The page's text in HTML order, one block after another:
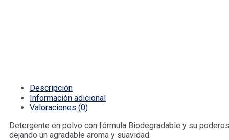
Descripción
Información adicional
Valoraciones (0)
Detergente en polvo con fórmula Biodegradable y su
dejando un agradable aroma y suavidad.